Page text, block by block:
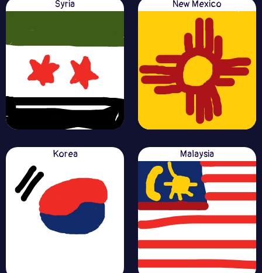
Syria New Mexico
Korea Malaysia